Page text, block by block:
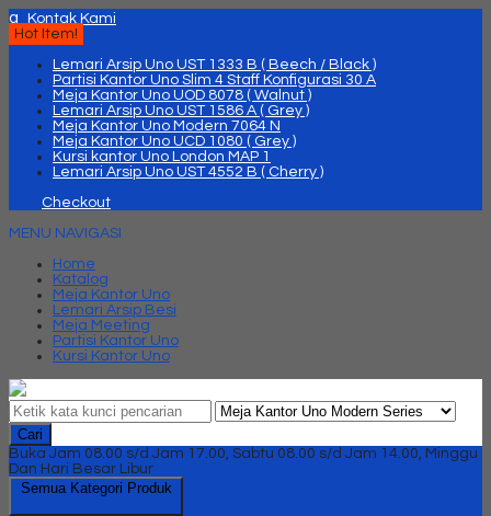
q
Kontak Kami
Hot Item!
Lemari Arsip Uno UST 1333 B ( Beech / Black )
Partisi Kantor Uno Slim 4 Staff Konfigurasi 30 A
Meja Kantor Uno UOD 8078 ( Walnut )
Lemari Arsip Uno UST 1586 A ( Grey )
Meja Kantor Uno Modern 7064 N
Meja Kantor Uno UCD 1080 ( Grey )
Kursi kantor Uno London MAP 1
Lemari Arsip Uno UST 4552 B ( Cherry )
Checkout
MENU NAVIGASI
Home
Katalog
Meja Kantor Uno
Lemari Arsip Besi
Meja Meeting
Partisi Kantor Uno
Kursi Kantor Uno
Cari
Buka Jam 08.00 s/d Jam 17.00, Sabtu 08.00 s/d Jam 14.00, Minggu
Dan Hari Besar Libur
Semua Kategori Produk